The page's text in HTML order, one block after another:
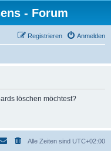
- Forum
Anmelden
Registrieren
löschen möchtest?
Alle Zeiten sind UTC+02:00